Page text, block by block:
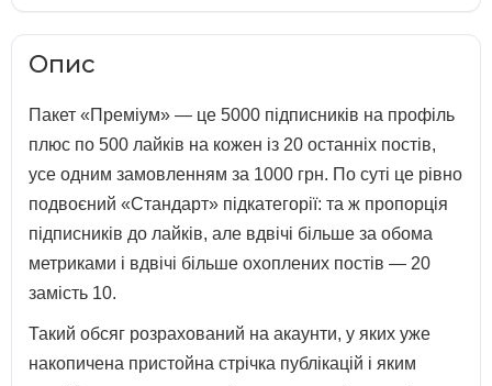
Опис
Пакет «Преміум» — це 5000 підписників на профіль
плюс по 500 лайків на кожен із 20 останніх постів,
усе одним замовленням за 1000 грн. По суті це рівно
подвоєний «Стандарт» підкатегорії: та ж пропорція
підписників до лайків, але вдвічі більше за обома
метриками і вдвічі більше охоплених постів — 20
замість 10.
Такий обсяг розрахований на акаунти, у яких уже
накопичена пристойна стрічка публікацій і яким